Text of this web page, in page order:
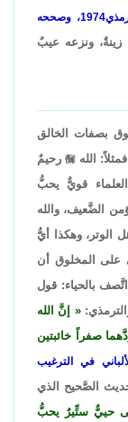
[رواه الترمذي1974، وصححه
زينةٌ، ونزعه عيبٌ
بصفات الخالق
اللهرحيمٌ
قويٌّ يحبُّ
الضَّعيف، والله
الوتر، وهكذا أيُّ
على المخلوق أن
بالحياء: قول
إنَّ الله
صفراً خائبتين
3556، وصححه الألباني في الترغيب
الصَّحيح الذي
حييٌّ ستِّيرٌ يحبُّ